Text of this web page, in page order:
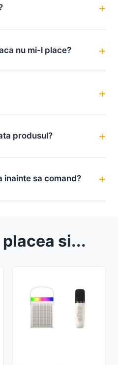
nu mi-l place?
produsul?
inainte sa comand?
si...